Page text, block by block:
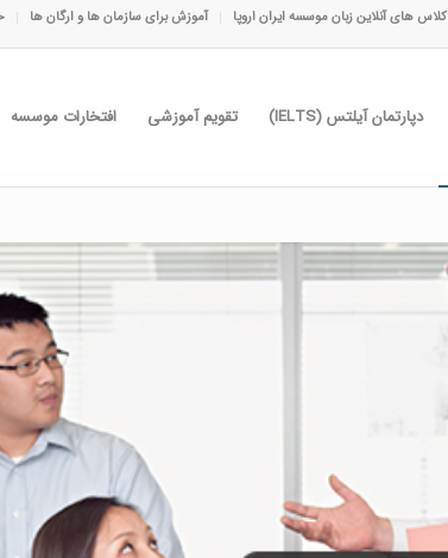
کلاس های آنلاین زبان موسسه ایران اروپا آموزش برای سازمان ها و ارگان ها
دپارتمان آیلتس (IELTS) تقویم آموزشی افتخارات موسسه